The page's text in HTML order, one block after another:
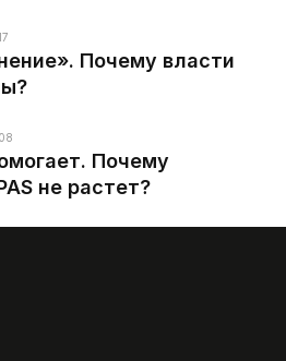
Почему власти
Почему
не растет?